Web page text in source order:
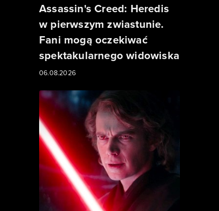
Assassin's Creed: Heredis
w pierwszym zwiastunie.
Fani mogą oczekiwać
spektakularnego widowiska
06.08.2026